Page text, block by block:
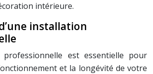
intérieure.
installation
est essentielle pour
et la longévité de votre